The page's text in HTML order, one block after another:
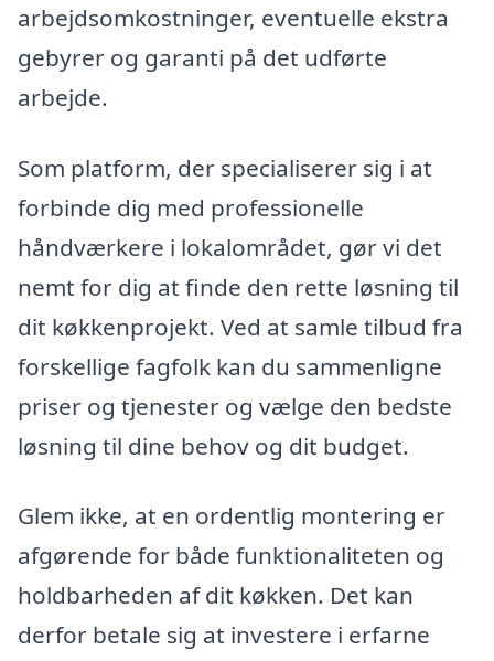
arbejdsomkostninger, eventuelle ekstra
gebyrer og garanti på det udførte
arbejde.
Som platform, der specialiserer sig i at
forbinde dig med professionelle
håndværkere i lokalområdet, gør vi det
nemt for dig at finde den rette løsning til
dit køkkenprojekt. Ved at samle tilbud fra
forskellige fagfolk kan du sammenligne
priser og tjenester og vælge den bedste
løsning til dine behov og dit budget.
Glem ikke, at en ordentlig montering er
afgørende for både funktionaliteten og
holdbarheden af dit køkken. Det kan
derfor betale sig at investere i erfarne